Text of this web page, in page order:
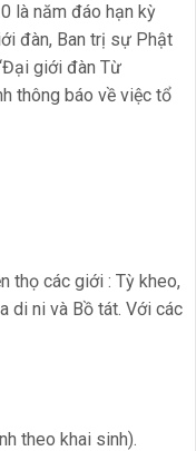
là năm đáo hạn kỳ
đàn, Ban trị sự Phật
giới đàn Từ
thông báo về việc tổ
thọ các giới : Tỳ kheo,
di ni và Bồ tát. Với các
theo khai sinh).